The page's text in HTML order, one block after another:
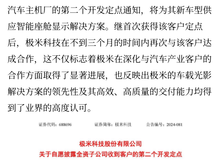
汽车主机厂的第二个开发定点通知，将为其新车型供
应智能座舱显示解决方案。继首次获得该客户定点
后，极米科技在不到三个月的时间内再次与该客户达
成合作，这不仅标志着极米在深化与汽车产业客户的
合作方面取得了显著进展，也反映出极米的车载光影
解决方案的领先性及其高效、高质量的交付能力均得
到了业界的高度认可。